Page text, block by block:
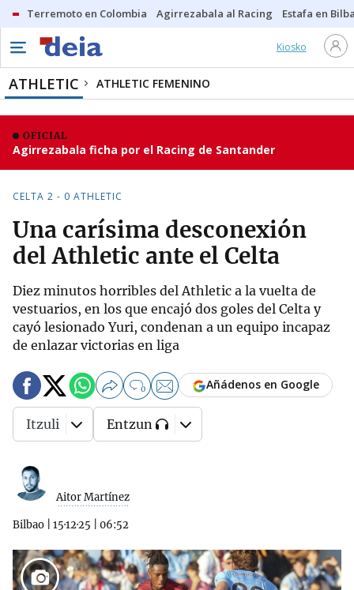
Terremoto en Colombia Agirrezabala al Racing Estafa en
Kiosko
ATHLETIC ATHLETIC FEMENINO
OFICIAL
Agirrezabala ficha por el Racing de Santander
CELTA 2 - 0 ATHLETIC
Una carísima desconexión
del Athletic ante el Celta
Diez minutos horribles del Athletic a la vuelta de
vestuarios, en los que encajó dos goles del Celta y
cayó lesionado Yuri, condenan a un equipo incapaz
de enlazar victorias en liga
Aitor Martínez
Bilbao 15·12·25 06:52
0 Añádenos en Google
Itzuli Entzun